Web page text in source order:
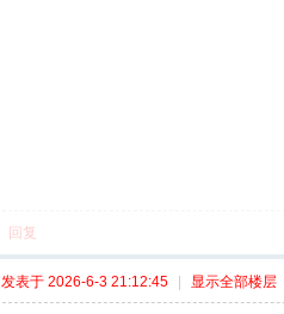
回复
发表于 2026-6-3 21:12:45 显示全部楼层